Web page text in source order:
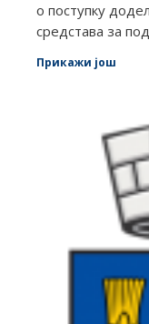
о поступку
средстава за
Прикажи још